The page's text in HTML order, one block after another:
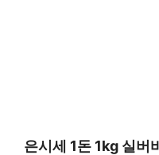
은시세 1돈 1kg 실버